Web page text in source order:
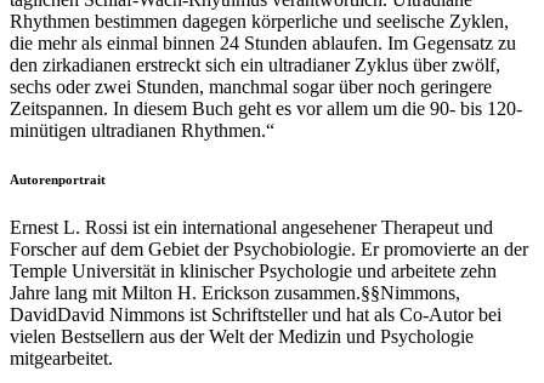
Rhythmen bestimmen dagegen körperliche und seelische Zyklen,
die mehr als einmal binnen 24 Stunden ablaufen. Im Gegensatz zu
den zirkadianen erstreckt sich ein ultradianer Zyklus über zwölf,
sechs oder zwei Stunden, manchmal sogar über noch geringere
Zeitspannen. In diesem Buch geht es vor allem um die 90- bis 120-
minütigen ultradianen Rhythmen.“
Autorenportrait
Ernest L. Rossi ist ein international angesehener Therapeut und
Forscher auf dem Gebiet der Psychobiologie. Er promovierte an der
Temple Universität in klinischer Psychologie und arbeitete zehn
Jahre lang mit Milton H. Erickson zusammen.§§Nimmons,
DavidDavid Nimmons ist Schriftsteller und hat als Co-Autor bei
vielen Bestsellern aus der Welt der Medizin und Psychologie
mitgearbeitet.